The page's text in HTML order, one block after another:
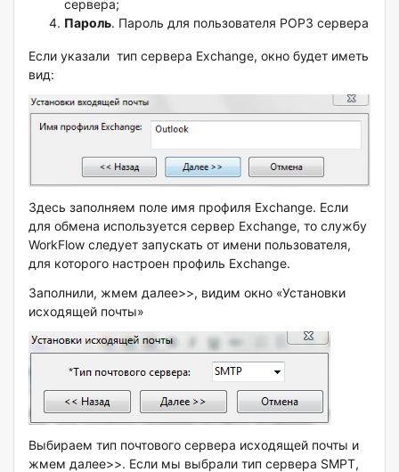
сервера;
Пароль. Пароль для пользователя POP3 сервера
Если указали тип сервера Exchange, окно будет иметь
вид:
Здесь заполняем поле имя профиля Exchange. Если
для обмена используется сервер Exchange, то службу
WorkFlow следует запускать от имени пользователя,
для которого настроен профиль Exchange.
Заполнили, жмем далее>>, видим окно «Установки
исходящей почты»
Выбираем тип почтового сервера исходящей почты и
жмем далее>>. Если мы выбрали тип сервера SMPT,